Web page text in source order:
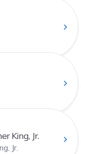
King, Jr.
Jr.